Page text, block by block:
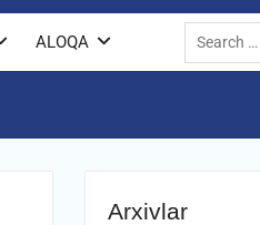
ALOQA
Search
for:
Arxivlar